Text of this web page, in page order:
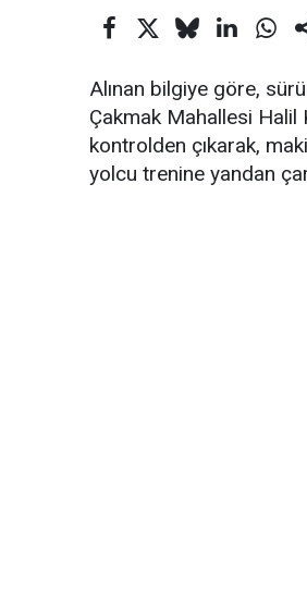
Alınan bilgiye göre,
Çakmak Mahallesi Halil
kontrolden çıkarak,
yolcu trenine yandan